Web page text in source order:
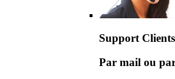
Support Clients
Par mail ou